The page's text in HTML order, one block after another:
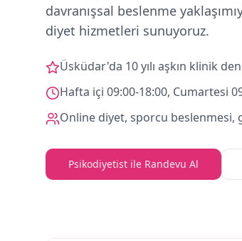
davranışsal beslenme
diyet hizmetleri sunuyoruz.
Üsküdar'da 10 yılı aşkın klinik
Hafta içi 09:00-18:00, Cumartesi
Online diyet, sporcu
Psikodiyetist ile Randevu Al